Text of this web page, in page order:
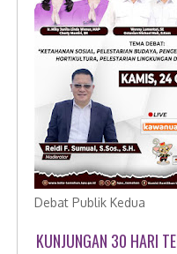
Debat Publik Kedua
KUNJUNGAN 30 HARI